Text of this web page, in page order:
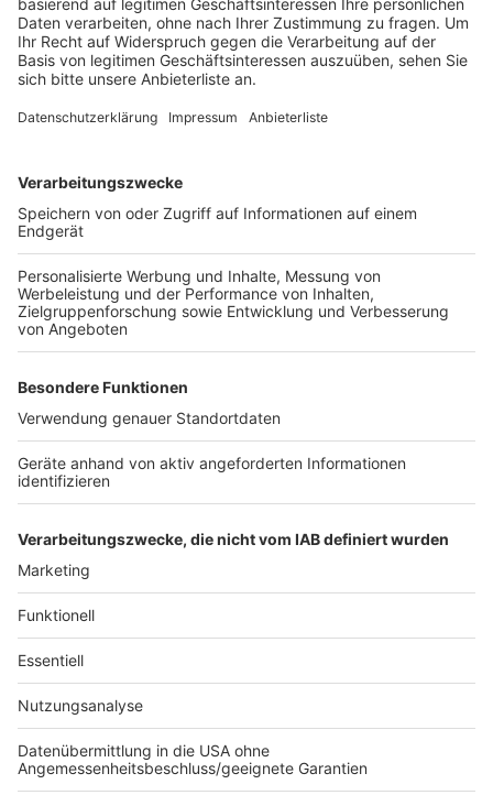
sammeln. Bitte lesen Sie die
Details durch und stimmen Sie der
Nutzung des Service zu, um dieses
Akzeptieren
Management Platform
"Home pt. 2" und ist hier zu hören.
Anzeige
Neben Studioarbeit und Albumproduktion ist Santos
auch wieder als Coach bei "The Voice of Germany"
Band Fantasy sorgt er für Unterhaltung und spannende
Dynamiken. "Es ist wie New School gegen Oldschool",
scherzt er über die Zusammenarbeit. Zudem stehen
zahlreiche Sommerkonzerte auf dem Plan, unter
anderem in NRW, wo Santos selbst zwei Jahre lebte
und immer wieder gerne auftritt.
Anzeige
Anzeige